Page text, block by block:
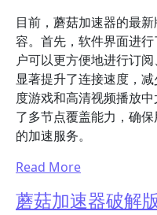
目前，蘑菇加速器的最
容。首先，软件界面进
户可以更方便地进行订
显著提升了连接速度，
度游戏和高清视频播放
了多节点覆盖能力，确
的加速服务。
Read More
蘑菇加速器破解